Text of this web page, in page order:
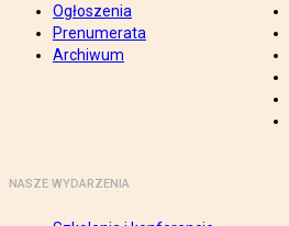
Ogłoszenia
Prenumerata
Archiwum
NASZE WYDARZENIA